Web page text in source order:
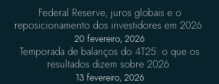
Federal Reserve, juros globais e o
reposicionamento dos investidores em 2026
20 fevereiro, 2026
Temporada de balanços do 4T25: o que os
resultados dizem sobre 2026
13 fevereiro, 2026